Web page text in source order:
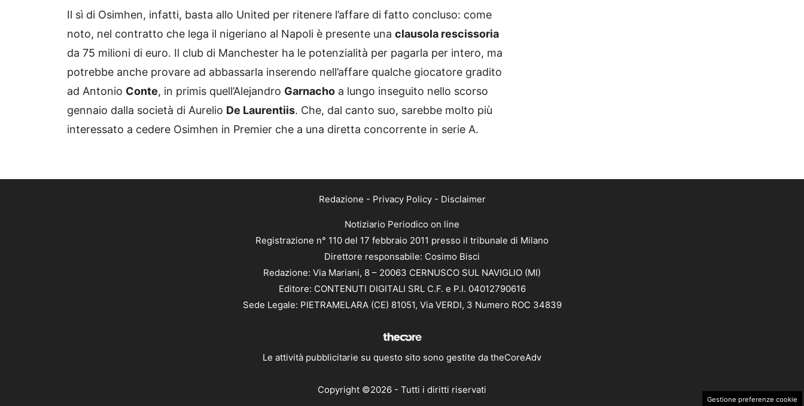
Il sì di Osimhen, infatti, basta allo United per ritenere l’affare di fatto concluso: come
noto, nel contratto che lega il nigeriano al Napoli è presente una clausola rescissoria
da 75 milioni di euro. Il club di Manchester ha le potenzialità per pagarla per intero, ma
potrebbe anche provare ad abbassarla inserendo nell’affare qualche giocatore gradito
ad Antonio Conte, in primis quell’Alejandro Garnacho a lungo inseguito nello scorso
gennaio dalla società di Aurelio De Laurentiis. Che, dal canto suo, sarebbe molto più
interessato a cedere Osimhen in Premier che a una diretta concorrente in serie A.
Redazione - Privacy Policy- Disclaimer
Notiziario Periodico on line
Registrazione n° 110 del 17 febbraio 2011 presso il tribunale di Milano
Direttore responsabile: Cosimo Bisci
Redazione: Via Mariani, 8 – 20063 CERNUSCO SUL NAVIGLIO (MI)
Editore: CONTENUTI DIGITALI SRL C.F. e P.I. 04012790616
Sede Legale: PIETRAMELARA (CE) 81051, Via VERDI, 3 Numero ROC 34839
Le attività pubblicitarie su questo sito sono gestite da theCoreAdv
Copyright ©2026 - Tutti i diritti riservati
Gestione preferenze cookie